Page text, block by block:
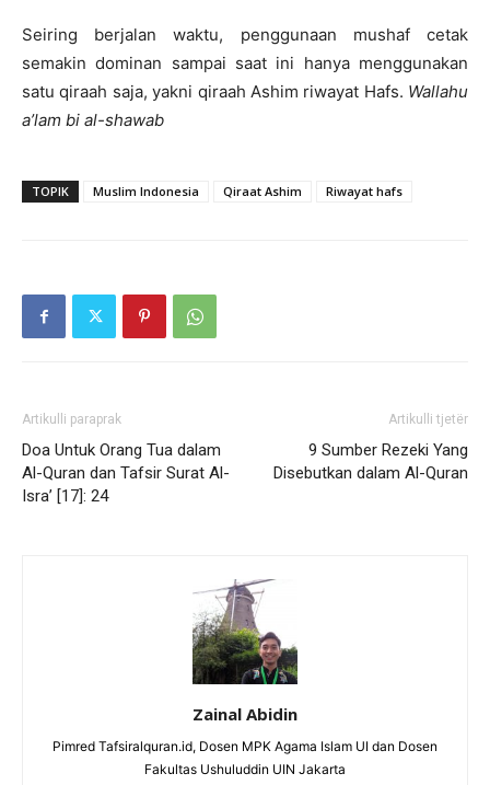
Seiring berjalan waktu, penggunaan mushaf cetak
semakin dominan sampai saat ini hanya menggunakan
satu qiraah saja, yakni qiraah Ashim riwayat Hafs. Wallahu
a’lam bi al-shawab
TOPIK Muslim Indonesia Qiraat Ashim Riwayat hafs
Artikulli paraprak
Doa Untuk Orang Tua dalam
Al-Quran dan Tafsir Surat Al-
Isra’ [17]: 24
Artikulli tjetër
9 Sumber Rezeki Yang
Disebutkan dalam Al-Quran
Zainal Abidin
Pimred Tafsiralquran.id, Dosen MPK Agama Islam UI dan Dosen
Fakultas Ushuluddin UIN Jakarta